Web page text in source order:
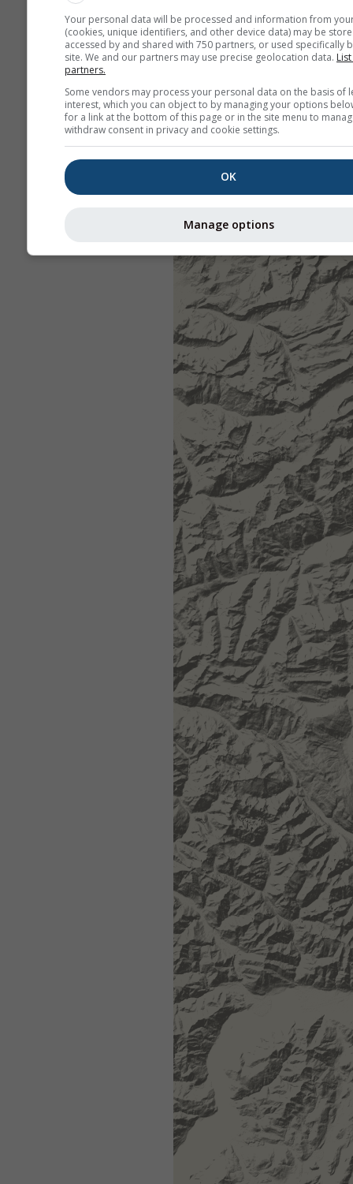
Your personal data will be processed and information from
(cookies, unique identifiers, and other device data) may be
accessed by and shared with 750 partners, or used specifically
site. We and our partners may use precise geolocation data.
partners.
Some vendors may process your personal data on the basis of
interest, which you can object to by managing your options
for a link at the bottom of this page or in the site menu to
withdraw consent in privacy and cookie settings.
OK
Manage options